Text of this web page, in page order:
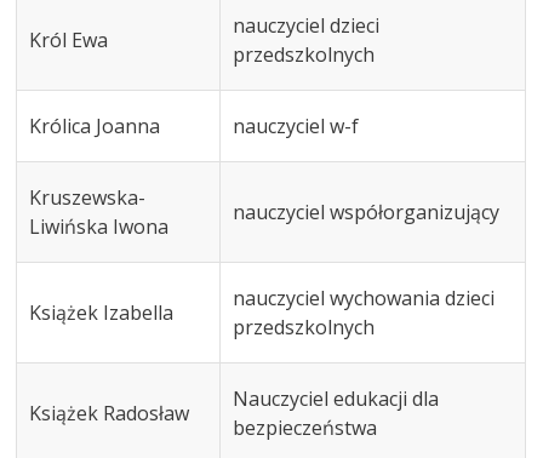
Król Ewa
nauczyciel dzieci
przedszkolnych
Królica Joanna nauczyciel w-f
Kruszewska-
Liwińska Iwona
nauczyciel współorganizujący
Książek Izabella
nauczyciel wychowania dzieci
przedszkolnych
Książek Radosław
Nauczyciel edukacji dla
bezpieczeństwa